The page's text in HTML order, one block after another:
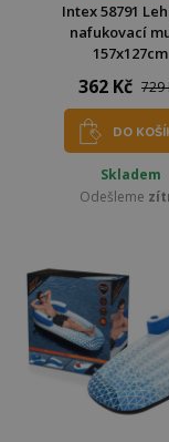
Intex 58791
nafukovací
157x127cm
362 Kč 729
DO
Skladem
Odešleme